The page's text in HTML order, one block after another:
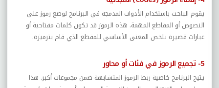
يقوم الباحث باستخدام الأدوات المدمجة في البرنامج لوضع رموز على
النصوص أو المقاطع المهمة. هذه الرموز قد تكون كلمات مفتاحية أو
عبارات قصيرة تلخص المعنى الأساسي للمقطع الذي قام بترميزه.
5- تجميع الرموز في فئات أو محاور
يتيح البرنامج خاصية ربط الرموز المتشابهة ضمن مجموعات أكبر. هذا